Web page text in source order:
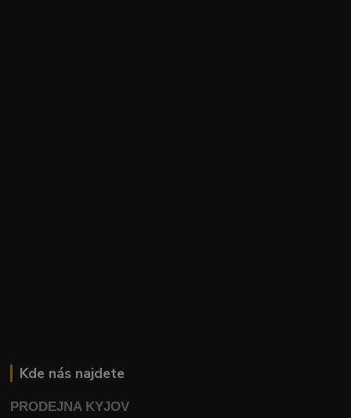
Kde nás najdete
PRODEJNA KYJOV